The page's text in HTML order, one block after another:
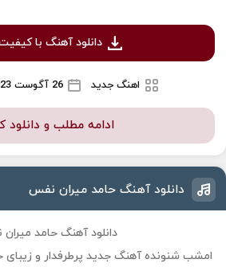
دانلود آهنگ با
اهنگ جدید 26 آگوست 2023
ادامه مطلب و دانلود
دانلود آهنگ حامد میران نفس
دانلود آهنگ حامد
امشب شنونده آهنگ جدید پرطرفدار و زیبای